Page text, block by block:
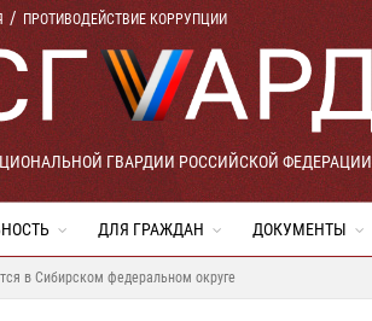
ПРОТИВОДЕЙСТВИЕ КОРРУПЦИИ
ГВАРДИИ РОССИЙСКОЙ ФЕДЕРАЦИИ
ДЛЯ ГРАЖДАН ДОКУМЕНТЫ
в Сибирском федеральном округе